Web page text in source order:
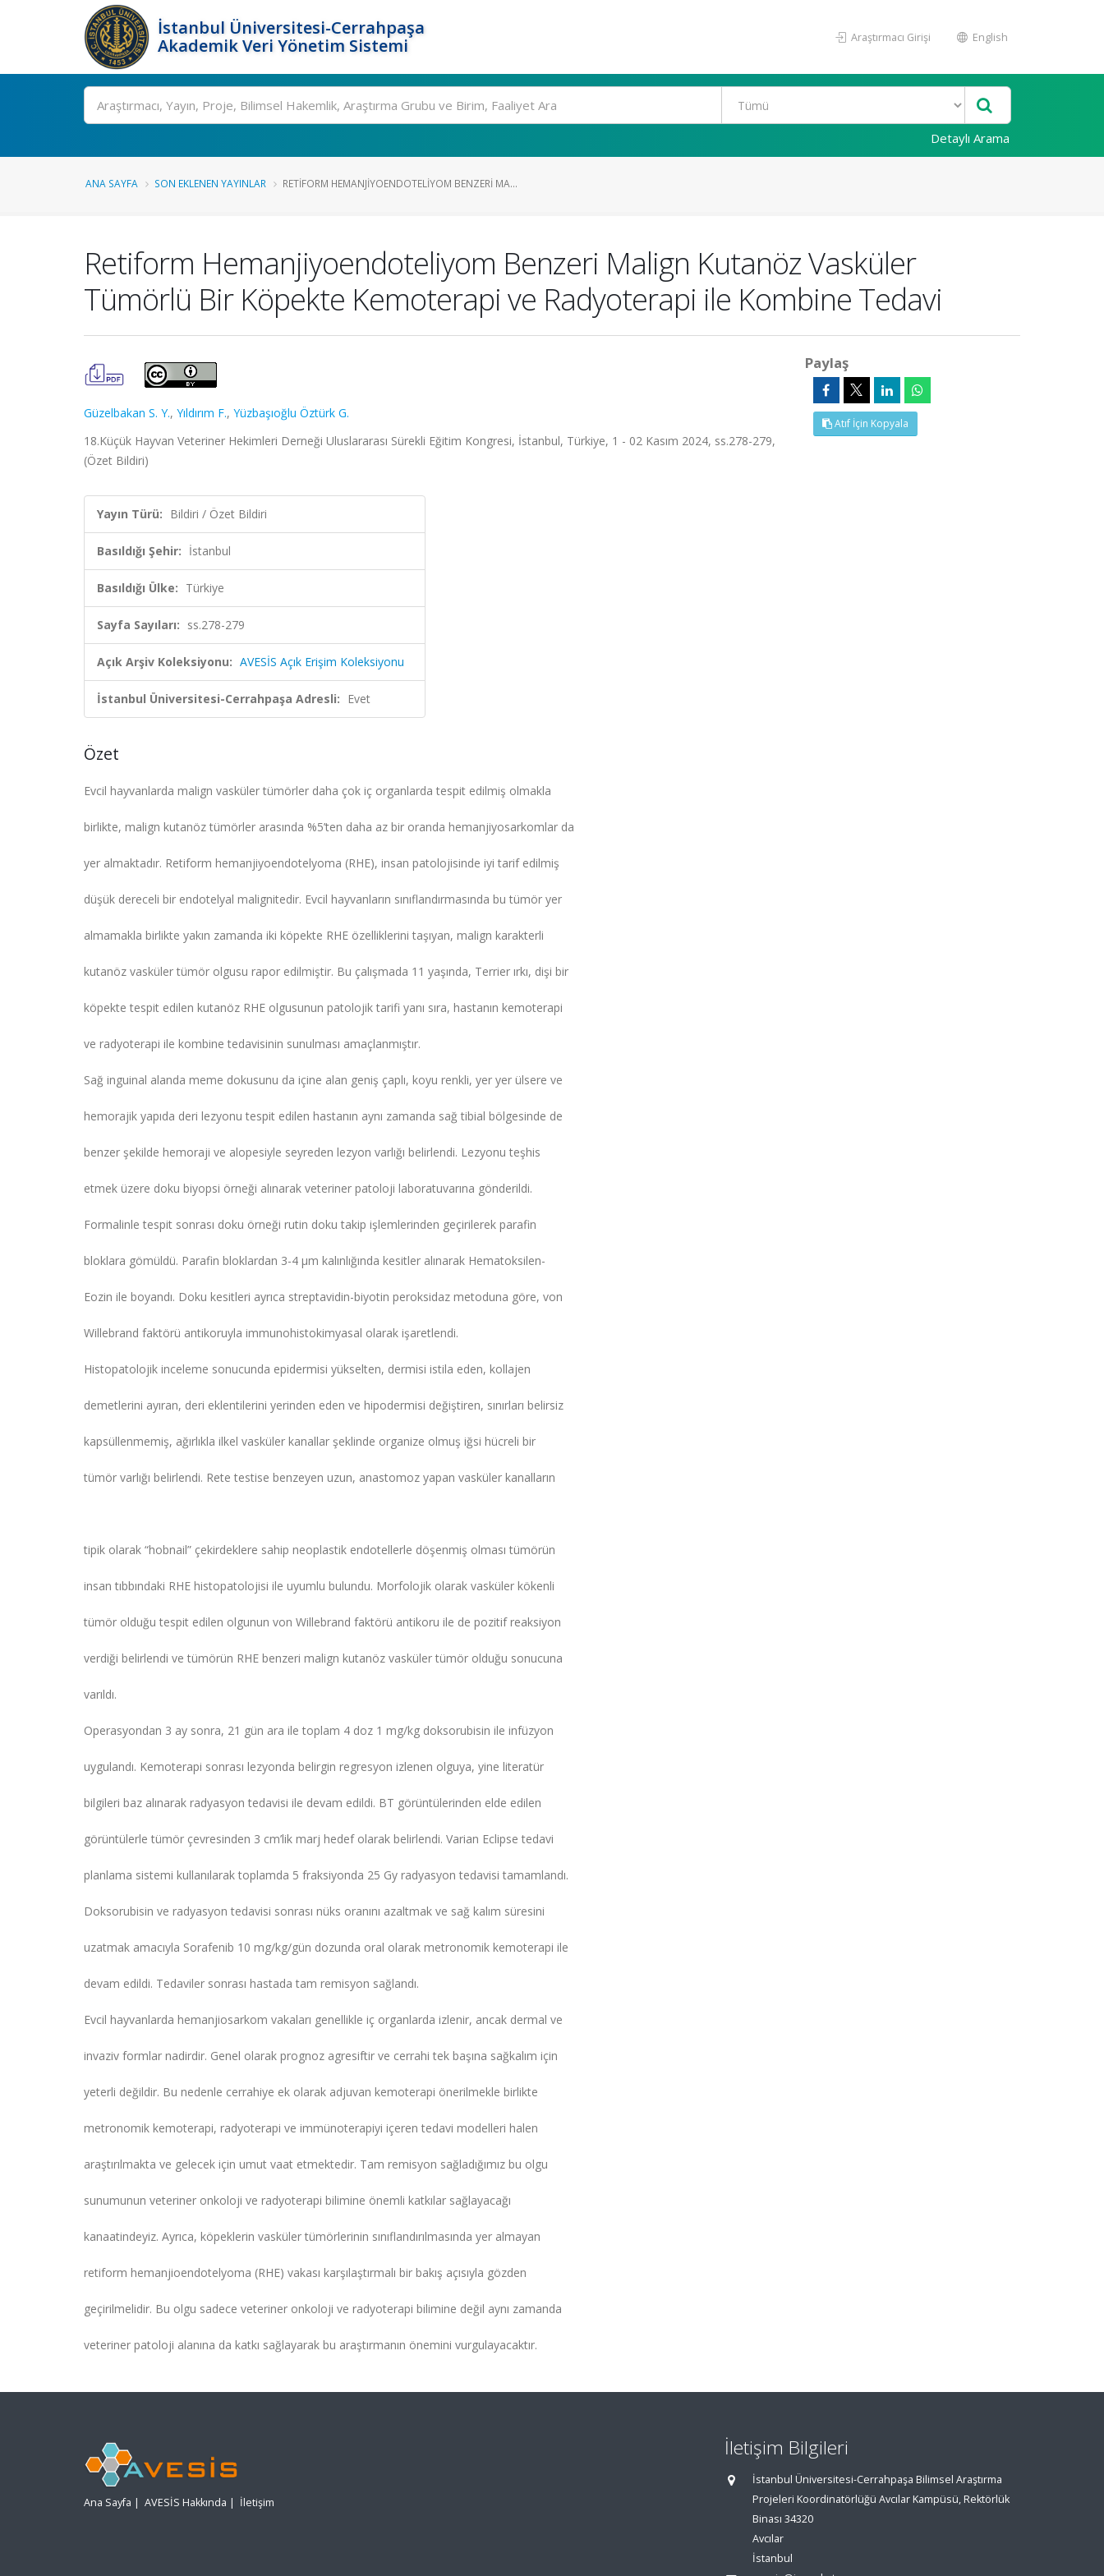
İstanbul Üniversitesi-Cerrahpaşa
Akademik Veri Yönetim Sistemi
Araştırmacı Girişi English
Ara
Detaylı Arama
ANA SAYFA SON EKLENEN YAYINLAR RETIFORM HEMANJIYOENDOTELIYOM BENZERI MA...
Retiform Hemanjiyoendoteliyom Benzeri Malign Kutanöz Vasküler
Tümörlü Bir Köpekte Kemoterapi ve Radyoterapi ile Kombine Tedavi
Güzelbakan S. Y., Yıldırım F., Yüzbaşıoğlu Öztürk G.
18.Küçük Hayvan Veteriner Hekimleri Derneği Uluslararası Sürekli Eğitim Kongresi, İstanbul, Türkiye, 1 - 02 Kasım 2024, ss.278-279,
(Özet Bildiri)
Yayın Türü: Bildiri / Özet Bildiri
Basıldığı Şehir: İstanbul
Basıldığı Ülke: Türkiye
Sayfa Sayıları: ss.278-279
Açık Arşiv Koleksiyonu: AVESİS Açık Erişim Koleksiyonu
İstanbul Üniversitesi-Cerrahpaşa Adresli: Evet
Özet
Evcil hayvanlarda malign vasküler tümörler daha çok iç organlarda tespit edilmiş olmakla
birlikte, malign kutanöz tümörler arasında %5’ten daha az bir oranda hemanjiyosarkomlar da
yer almaktadır. Retiform hemanjiyoendotelyoma (RHE), insan patolojisinde iyi tarif edilmiş
düşük dereceli bir endotelyal malignitedir. Evcil hayvanların sınıflandırmasında bu tümör yer
almamakla birlikte yakın zamanda iki köpekte RHE özelliklerini taşıyan, malign karakterli
kutanöz vasküler tümör olgusu rapor edilmiştir. Bu çalışmada 11 yaşında, Terrier ırkı, dişi bir
köpekte tespit edilen kutanöz RHE olgusunun patolojik tarifi yanı sıra, hastanın kemoterapi
ve radyoterapi ile kombine tedavisinin sunulması amaçlanmıştır.
Sağ inguinal alanda meme dokusunu da içine alan geniş çaplı, koyu renkli, yer yer ülsere ve
hemorajik yapıda deri lezyonu tespit edilen hastanın aynı zamanda sağ tibial bölgesinde de
benzer şekilde hemoraji ve alopesiyle seyreden lezyon varlığı belirlendi. Lezyonu teşhis
etmek üzere doku biyopsi örneği alınarak veteriner patoloji laboratuvarına gönderildi.
Formalinle tespit sonrası doku örneği rutin doku takip işlemlerinden geçirilerek parafin
bloklara gömüldü. Parafin bloklardan 3-4 μm kalınlığında kesitler alınarak Hematoksilen-
Eozin ile boyandı. Doku kesitleri ayrıca streptavidin-biyotin peroksidaz metoduna göre, von
Willebrand faktörü antikoruyla immunohistokimyasal olarak işaretlendi.
Histopatolojik inceleme sonucunda epidermisi yükselten, dermisi istila eden, kollajen
demetlerini ayıran, deri eklentilerini yerinden eden ve hipodermisi değiştiren, sınırları belirsiz
kapsüllenmemiş, ağırlıkla ilkel vasküler kanallar şeklinde organize olmuş iğsi hücreli bir
tümör varlığı belirlendi. Rete testise benzeyen uzun, anastomoz yapan vasküler kanalların
tipik olarak “hobnail” çekirdeklere sahip neoplastik endotellerle döşenmiş olması tümörün
insan tıbbındaki RHE histopatolojisi ile uyumlu bulundu. Morfolojik olarak vasküler kökenli
tümör olduğu tespit edilen olgunun von Willebrand faktörü antikoru ile de pozitif reaksiyon
verdiği belirlendi ve tümörün RHE benzeri malign kutanöz vasküler tümör olduğu sonucuna
varıldı.
Operasyondan 3 ay sonra, 21 gün ara ile toplam 4 doz 1 mg/kg doksorubisin ile infüzyon
uygulandı. Kemoterapi sonrası lezyonda belirgin regresyon izlenen olguya, yine literatür
bilgileri baz alınarak radyasyon tedavisi ile devam edildi. BT görüntülerinden elde edilen
görüntülerle tümör çevresinden 3 cm’lik marj hedef olarak belirlendi. Varian Eclipse tedavi
planlama sistemi kullanılarak toplamda 5 fraksiyonda 25 Gy radyasyon tedavisi tamamlandı.
Doksorubisin ve radyasyon tedavisi sonrası nüks oranını azaltmak ve sağ kalım süresini
uzatmak amacıyla Sorafenib 10 mg/kg/gün dozunda oral olarak metronomik kemoterapi ile
devam edildi. Tedaviler sonrası hastada tam remisyon sağlandı.
Evcil hayvanlarda hemanjiosarkom vakaları genellikle iç organlarda izlenir, ancak dermal ve
invaziv formlar nadirdir. Genel olarak prognoz agresiftir ve cerrahi tek başına sağkalım için
yeterli değildir. Bu nedenle cerrahiye ek olarak adjuvan kemoterapi önerilmekle birlikte
metronomik kemoterapi, radyoterapi ve immünoterapiyi içeren tedavi modelleri halen
araştırılmakta ve gelecek için umut vaat etmektedir. Tam remisyon sağladığımız bu olgu
sunumunun veteriner onkoloji ve radyoterapi bilimine önemli katkılar sağlayacağı
kanaatindeyiz. Ayrıca, köpeklerin vasküler tümörlerinin sınıflandırılmasında yer almayan
retiform hemanjioendotelyoma (RHE) vakası karşılaştırmalı bir bakış açısıyla gözden
geçirilmelidir. Bu olgu sadece veteriner onkoloji ve radyoterapi bilimine değil aynı zamanda
veteriner patoloji alanına da katkı sağlayarak bu araştırmanın önemini vurgulayacaktır.
Paylaş
Atıf İçin Kopyala
Ana Sayfa | AVESİS Hakkında | İletişim
İletişim Bilgileri
İstanbul Üniversitesi-Cerrahpaşa Bilimsel Araştırma
Projeleri Koordinatörlüğü Avcılar Kampüsü, Rektörlük
Binası 34320
Avcılar
İstanbul